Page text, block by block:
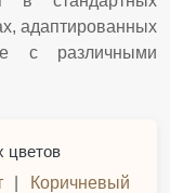
адаптированных
с различными
цветов
|
Коричневый